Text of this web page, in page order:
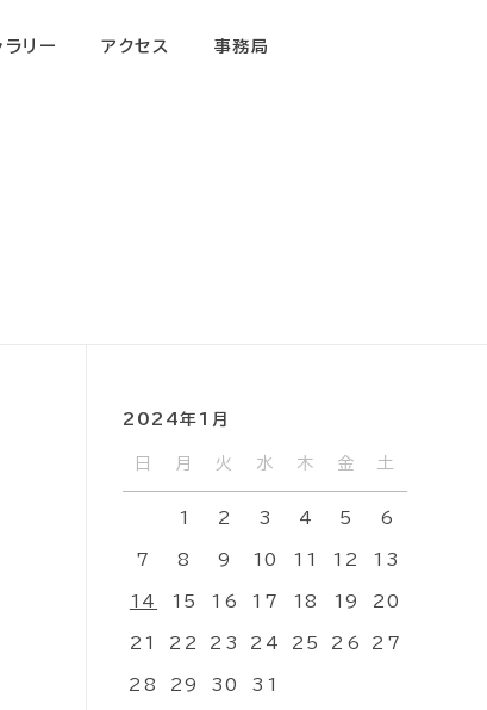
リー アクセス 事務局
2024年1月
日 月 火 水 木 金 土
1 2 3 4 5 6
7 8 9 10 11 12 13
14 15 16 17 18 19 20
21 22 23 24 25 26 27
28 29 30 31